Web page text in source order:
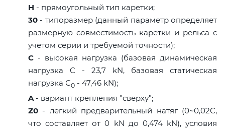
H - прямоугольный тип каретки;
30 - типоразмер (данный параметр определяет
размерную совместимость каретки и рельса с
учетом серии и требуемой точности);
C - высокая нагрузка (базовая динамическая
нагрузка C - 23,7 kN, базовая статическая
нагрузка С0 - 47,46 kN);
A- вариант крепления "сверху";
Z0 - легкий предварительный натяг (0~0,02C,
что составляет от 0 kN до 0,474 kN), условия